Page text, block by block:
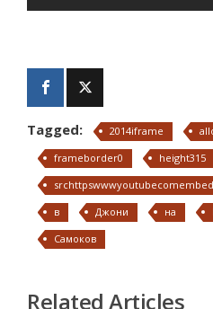
Tagged: 2014iframe
frameborder0
height315
в
Джони на
Самоков
Related Articles